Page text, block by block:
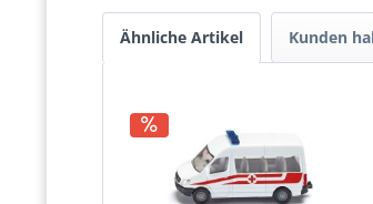
Ähnliche Artikel Kunden